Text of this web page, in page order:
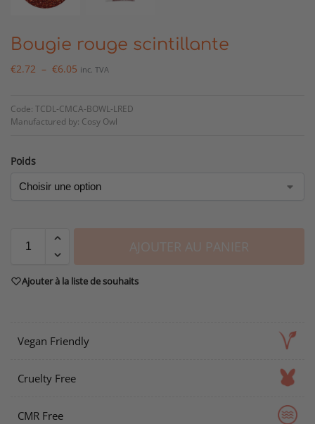
Bougie rouge scintillante
€2.72 – €6.05 inc. TVA
Code: TCDL-CMCA-BOWL-LRED
Manufactured by: Cosy Owl
Poids
AJOUTER AU PANIER
Ajouter à la liste de souhaits
Vegan Friendly
Cruelty Free
CMR Free